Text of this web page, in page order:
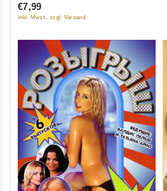
5
€7,99
inkl. Mwst., zzgl. Versand